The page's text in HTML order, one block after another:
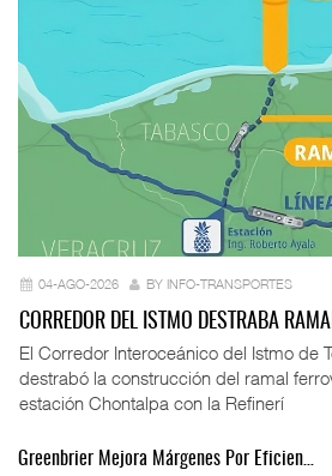
04-AGO-2026 BY INFO-TRANSPORTES
CORREDOR DEL ISTMO DESTRABA
El Corredor Interoceánico del Istmo de
destrabó la construcción del ramal
estación Chontalpa con la Refinerí
Greenbrier Mejora Márgenes Por Eficien…